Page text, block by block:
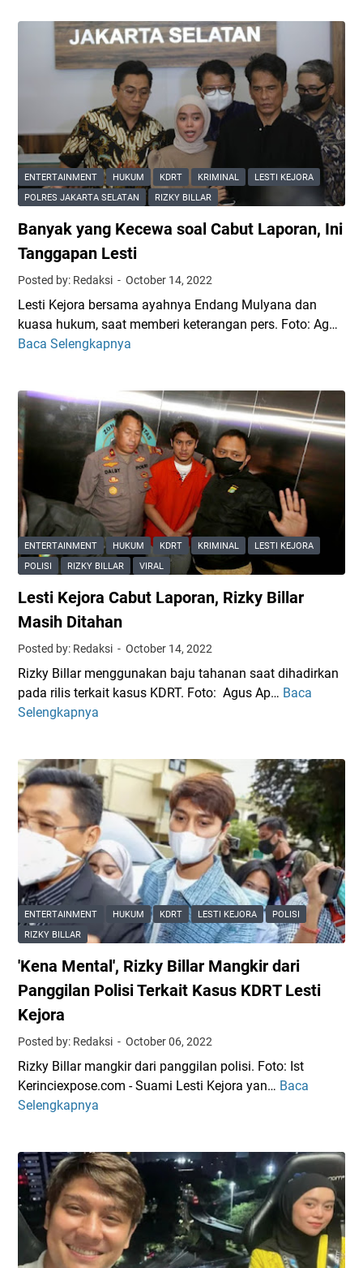
y
B
i
l
a
r
L
a
r
i
T
r
b
i
r
-
b
i
r
i
t
H
i
n
a
r
a
r
w
a
n
S
a
a
t
J
n
i
j
i
b
o
r
K
a
s
u
ENTERTAINMENT HUKUM KDRT KRIMINAL
LESTI KEJORA
POLRES JAKARTA SELATAN
RIZKY BILLAR
Banyak yang Kecewa soal Cabut Laporan, Ini
Tanggapan Lesti
Posted by: Redaksi October 14, 2022
Lesti Kejora bersama ayahnya Endang Mulyana dan
kuasa hukum, saat memberi keterangan pers. Foto: Ag…
Baca Selengkapnya
y
a
k
y
n
g
K
e
c
e
s
o
a
b
t
L
p
o
r
a
,
I
T
a
n
p
a
n
L
e
ENTERTAINMENT HUKUM KDRT KRIMINAL
LESTI KEJORA
POLISI
RIZKY BILLAR VIRAL
Lesti Kejora Cabut Laporan, Rizky Billar
Masih Ditahan
Posted by: Redaksi October 14, 2022
Rizky Billar menggunakan baju tahanan saat dihadirkan
pada rilis terkait kasus KDRT. Foto: Agus Ap… Baca
Selengkapnya
L
i
K
e
j
o
r
a
b
u
t
p
o
r
R
i
z
k
y
B
ENTERTAINMENT HUKUM KDRT LESTI KEJORA
POLISI
RIZKY BILLAR
'Kena Mental', Rizky Billar Mangkir dari
Panggilan Polisi Terkait Kasus KDRT Lesti
Kejora
Posted by: Redaksi October 06, 2022
Rizky Billar mangkir dari panggilan polisi. Foto: Ist
Kerinciexpose.com - Suami Lesti Kejora yan… Baca
Selengkapnya
'
a
M
e
n
t
a